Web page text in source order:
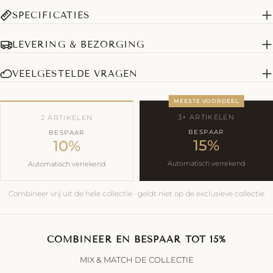
SPECIFICATIES
LEVERING & BEZORGING
VEELGESTELDE VRAGEN
2 ARTIKELEN
BESPAAR
10%
Automatisch verrekend
MEESTE VOORDEEL
3+ ARTIKELEN
BESPAAR
15%
Automatisch verrekend
Combineer vrij uit de hele collectie · geldt niet op de exclusieve collectie
COMBINEER EN BESPAAR TOT 15%
MIX & MATCH DE COLLECTIE